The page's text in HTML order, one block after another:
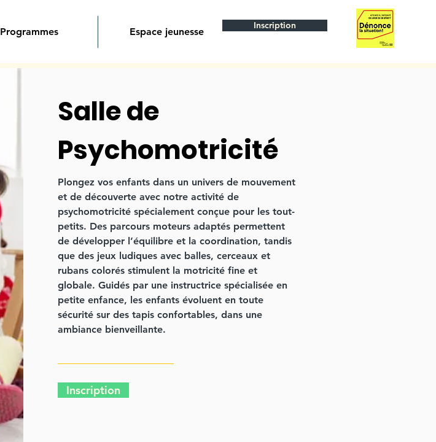
Programmes Espace jeunesse
Inscription
Salle de
Psychomotricité
Plongez vos enfants dans un univers de mouvement
et de découverte avec notre activité de
psychomotricité spécialement conçue pour les tout-
petits. Des parcours moteurs adaptés permettent
de développer l’équilibre et la coordination, tandis
que des jeux ludiques avec balles, cerceaux et
rubans colorés stimulent la motricité fine et
globale. Guidés par une instructrice spécialisée en
petite enfance, les enfants évoluent en toute
sécurité sur des tapis confortables, dans une
ambiance bienveillante.
Inscription